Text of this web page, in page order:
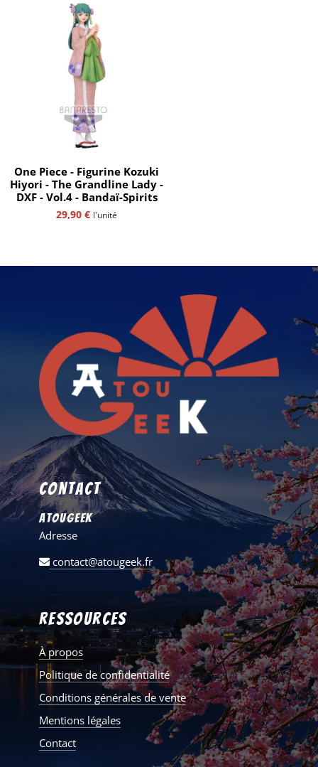
One Piece - Figurine Kozuki
Hiyori - The Grandline Lady -
DXF - Vol.4 - Bandaï-Spirits
29,90 € l'unité
Contact
AtouGeek
Adresse
contact@atougeek.fr
Ressources
À propos
Politique de confidentialité
Conditions générales de vente
Mentions légales
Contact